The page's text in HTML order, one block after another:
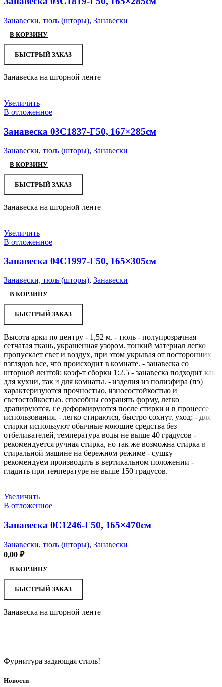
Занавески, тюль (шторы), Занавески
В КОРЗИНУ
БЫСТРЫЙ ЗАКАЗ
Занавеска на шторной ленте
Увеличить
В отложенное
Занавеска 03С1837-Г50, 167×285см
Занавески, тюль (шторы), Занавески
В КОРЗИНУ
БЫСТРЫЙ ЗАКАЗ
Занавеска на шторной ленте
Увеличить
В отложенное
Занавеска 04С1997-Г50, 165×305см
Занавески, тюль (шторы), Занавески
В КОРЗИНУ
БЫСТРЫЙ ЗАКАЗ
Высота арки по центру - 1,52 м. - тюль - полупрозрачная
сетчатая ткань, украшенная узором. тонкий материал легко
пропускает свет и воздух, при этом укрывая от посторонних
взглядов все, что происходит в комнате. - занавеска со
шторной лентой: коэф-т сборки 1:2.5 - занавеска подходит как
для кухни, так и для комнаты. - изделия из полиэфира (пэ)
характеризуются прочностью, износостойкостью и
светостойкостью. способны сохранять форму, легко
драпируются, не деформируются после стирки и в процессе
использования. - легко стираются, быстро сохнут. уход: - для
стирки используют обычные моющие средства без
отбеливателей, температура воды не выше 40 градусов -
рекомендуется ручная стирка, но так же возможна стирка в
стиральной машине на бережном режиме - сушку
рекомендуем производить в вертикальном положении -
гладить при температуре не выше 150 градусов.
Увеличить
В отложенное
Занавеска 0С1246-Г50, 165×470см
Занавески, тюль (шторы), Занавески
0,00 ₽
В КОРЗИНУ
БЫСТРЫЙ ЗАКАЗ
Занавеска на шторной ленте
Фурнитура задающая стиль!
Новости